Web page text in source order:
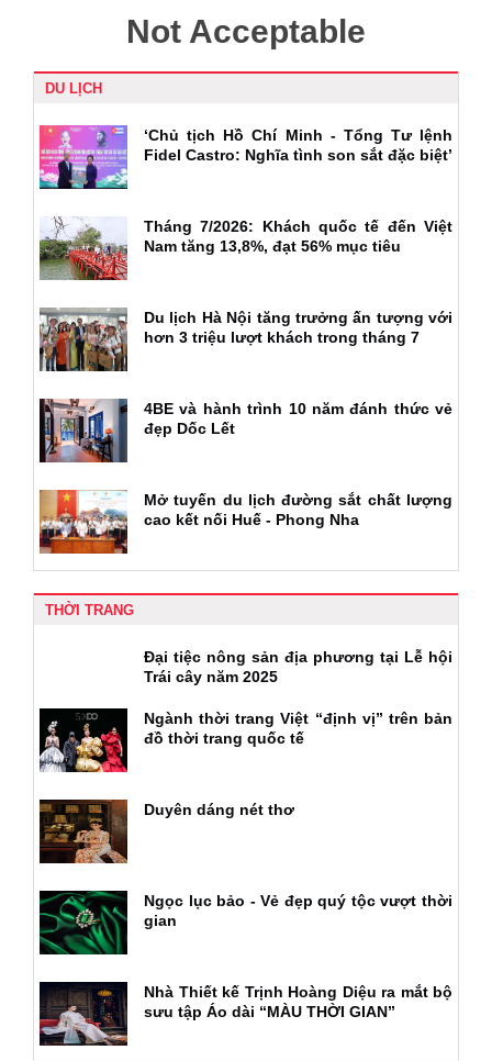
DU LỊCH
‘Chủ tịch Hồ Chí Minh - Tổng Tư lệnh
Fidel Castro: Nghĩa tình son sắt đặc biệt’
Tháng 7/2026: Khách quốc tế đến Việt
Nam tăng 13,8%, đạt 56% mục tiêu
Du lịch Hà Nội tăng trưởng ấn tượng với
hơn 3 triệu lượt khách trong tháng 7
4BE và hành trình 10 năm đánh thức vẻ
đẹp Dốc Lết
Mở tuyến du lịch đường sắt chất lượng
cao kết nối Huế - Phong Nha
THỜI TRANG
Đại tiệc nông sản địa phương tại Lễ hội
Trái cây năm 2025
Ngành thời trang Việt “định vị” trên bản
đồ thời trang quốc tế
Duyên dáng nét thơ
Ngọc lục bảo - Vẻ đẹp quý tộc vượt thời
gian
Nhà Thiết kế Trịnh Hoàng Diệu ra mắt bộ
sưu tập Áo dài “MÀU THỜI GIAN”